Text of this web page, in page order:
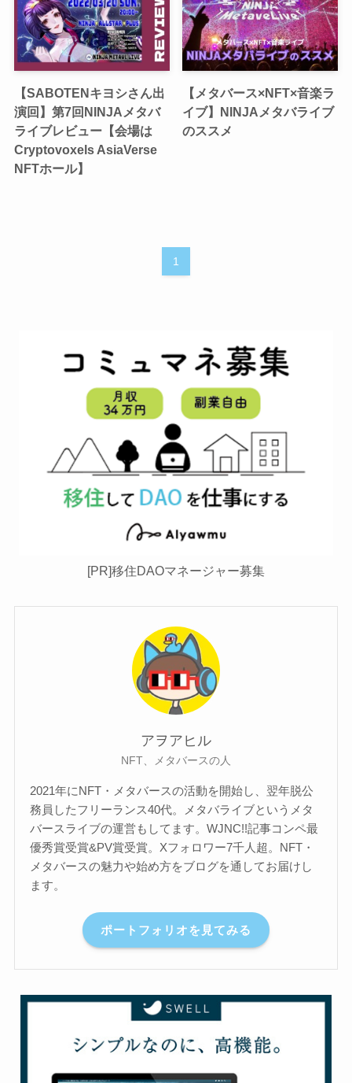
【SABOTENキヨシさん出
演回】第7回NINJAメタバ
ライブレビュー【会場は
Cryptovoxels AsiaVerse
NFTホール】
【メタバース×NFT×音楽ラ
イブ】NINJAメタバライブ
のススメ
1
[PR]移住DAOマネージャー募集
アヲアヒル
NFT、メタバースの人
2021年にNFT・メタバースの活動を開始し、翌年脱公
務員したフリーランス40代。メタバライブというメタ
バースライブの運営もしてます。WJNC!!記事コンペ最
優秀賞受賞&PV賞受賞。Xフォロワー7千人超。NFT・
メタバースの魅力や始め方をブログを通してお届けし
ます。
ポートフォリオを見てみる